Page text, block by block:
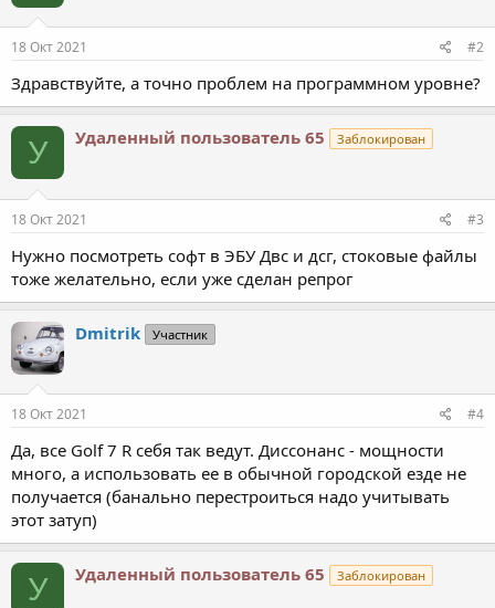
18 Окт 2021 #2
Здравствуйте, а точно проблем на программном уровне?
У Удаленный пользователь 65 Заблокирован
18 Окт 2021 #3
Нужно посмотреть софт в ЭБУ Двс и дсг, стоковые файлы
тоже желательно, если уже сделан репрог
Dmitrik Участник
18 Окт 2021 #4
Да, все Golf 7 R себя так ведут. Диссонанс - мощности
много, а использовать ее в обычной городской езде не
получается (банально перестроиться надо учитывать
этот затуп)
У Удаленный пользователь 65 Заблокирован